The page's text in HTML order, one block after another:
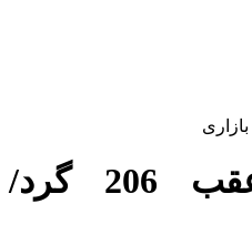
بوش اکسل عقب 206 گرد/